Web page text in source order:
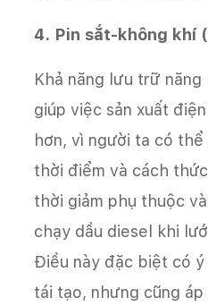
4. Pin sắt-không khí
Khả năng lưu trữ
giúp việc sản xuất
hơn, vì người ta có
thời điểm và cách
thời giảm phụ thuộc
chạy dầu diesel khi
Điều này đặc biệt có
tái tạo, nhưng cũng